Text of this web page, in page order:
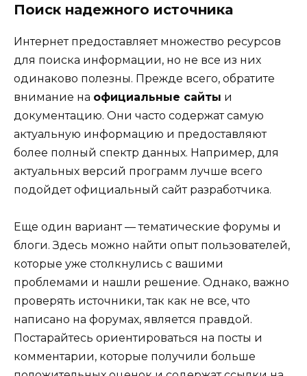
Поиск надежного источника
Интернет предоставляет множество ресурсов
для поиска информации, но не все из них
одинаково полезны. Прежде всего, обратите
внимание на официальные сайты и
документацию. Они часто содержат самую
актуальную информацию и предоставляют
более полный спектр данных. Например, для
актуальных версий программ лучше всего
подойдет официальный сайт разработчика.
Еще один вариант — тематические форумы и
блоги. Здесь можно найти опыт пользователей,
которые уже столкнулись с вашими
проблемами и нашли решение. Однако, важно
проверять источники, так как не все, что
написано на форумах, является правдой.
Постарайтесь ориентироваться на посты и
комментарии, которые получили больше